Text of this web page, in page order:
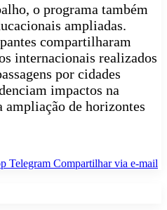
o programa também
ampliadas.
compartilharam
internacionais realizados
por cidades
impactos na
ampliação de horizontes
Telegram Compartilhar via e-mail